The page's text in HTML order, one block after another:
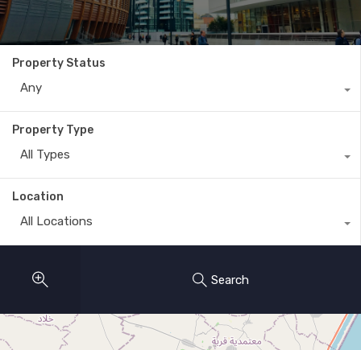
Property Status
Any
Property Type
All Types
Location
All Locations
Search